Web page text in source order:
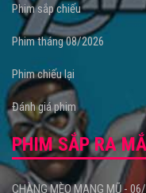
Phim sắp chiếu
Phim tháng 08/2026
Phim chiếu lại
Đánh giá phim
PHIM SẮP RA
CHÀNG MÈO MANG MŨ -